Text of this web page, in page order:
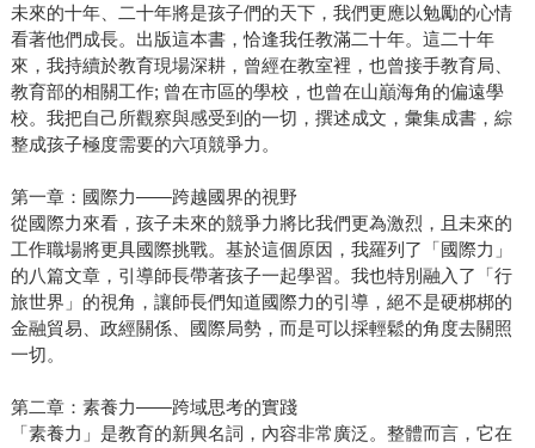
未來的十年、二十年將是孩子們的天下，我們更應以勉勵的心情
看著他們成長。出版這本書，恰逢我任教滿二十年。這二十年
來，我持續於教育現場深耕，曾經在教室裡，也曾接手教育局、
教育部的相關工作; 曾在市區的學校，也曾在山巔海角的偏遠學
校。我把自己所觀察與感受到的一切，撰述成文，彙集成書，綜
整成孩子極度需要的六項競爭力。
第一章：國際力——跨越國界的視野
從國際力來看，孩子未來的競爭力將比我們更為激烈，且未來的
工作職場將更具國際挑戰。基於這個原因，我羅列了「國際力」
的八篇文章，引導師長帶著孩子一起學習。我也特別融入了「行
旅世界」的視角，讓師長們知道國際力的引導，絕不是硬梆梆的
金融貿易、政經關係、國際局勢，而是可以採輕鬆的角度去關照
一切。
第二章：素養力——跨域思考的實踐
「素養力」是教育的新興名詞，內容非常廣泛。整體而言，它在